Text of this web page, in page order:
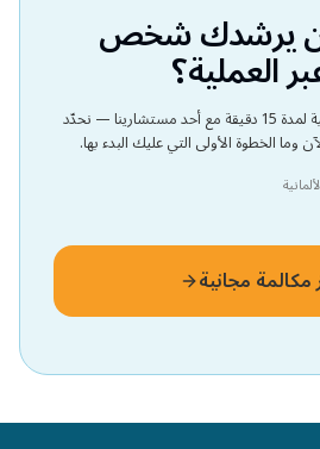
يرشدك شخص
العملية؟
احجز مكالمة مجانية لمدة 15 دقيقة مع أحد مستشارينا — نحدّد
وما الخطوة الأولى التي عليك البدء بها.
مكالمة مجانية